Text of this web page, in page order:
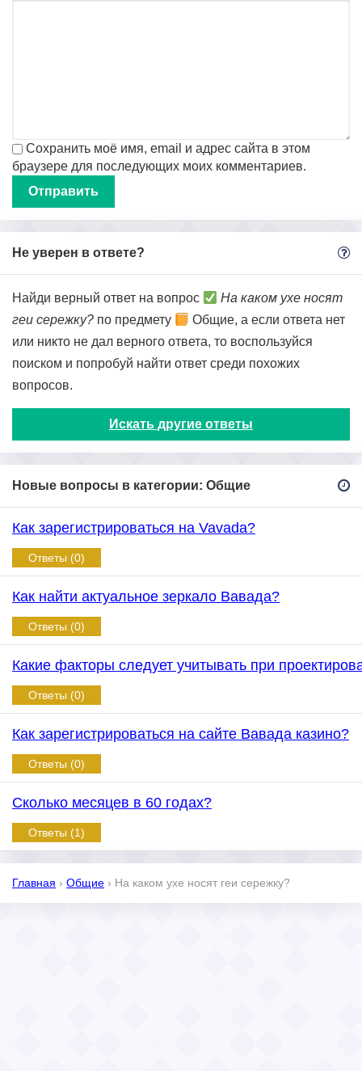
Сохранить моё имя, email и адрес сайта в этом
браузере для последующих моих комментариев.
Не уверен в ответе?
Найди верный ответ на вопрос
На каком ухе носят
геи сережку? по предмету
Общие, а если ответа нет
или никто не дал верного ответа, то воспользуйся
поиском и попробуй найти ответ среди похожих
вопросов.
Искать другие ответы
Новые вопросы в категории: Общие
Как зарегистрироваться на Vavada?
Ответы (0)
Как найти актуальное зеркало Вавада?
Ответы (0)
Какие факторы следует учитывать при
Ответы (0)
Как зарегистрироваться на сайте Вавада казино?
Ответы (0)
Сколько месяцев в 60 годах?
Ответы (1)
Главная › Общие › На каком ухе носят геи сережку?